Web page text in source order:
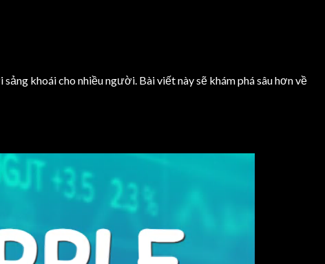
khoái cho nhiều người. Bài viết này sẽ khám phá sâu hơn về